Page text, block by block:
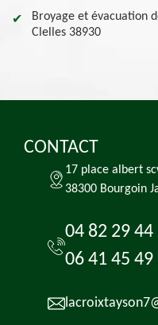
Broyage et évacuation
Clelles 38930
CONTACT
17 place albert
38300 Bourgoin
04 82 29 44
06 41 45 49